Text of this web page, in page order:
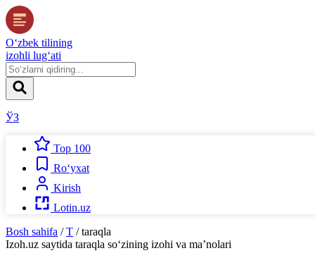
O‘zbek tilining
izohli lug‘ati
ЎЗ
Top 100
Ro‘yxat
Kirish
Lotin.uz
Bosh sahifa / T / taraqla
Izoh.uz saytida taraqla so‘zining izohi va ma’nolari